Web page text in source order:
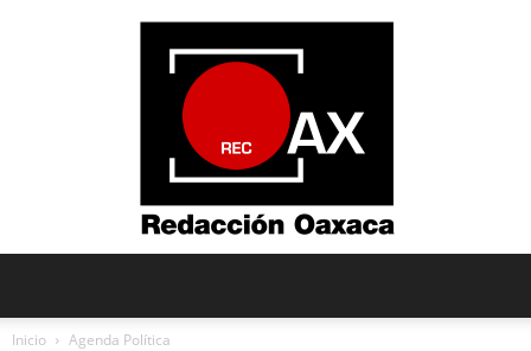
Inicio Agenda Política